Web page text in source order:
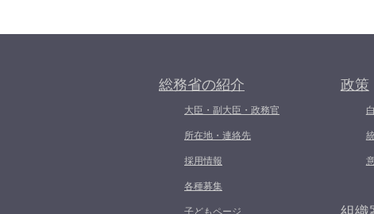
総務省の紹介
大臣・副大臣・政務官
所在地・連絡先
採用情報
各種募集
子どもページ
政策